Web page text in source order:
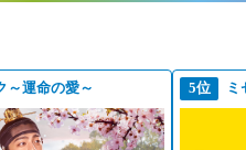
～運命の愛～ 5位